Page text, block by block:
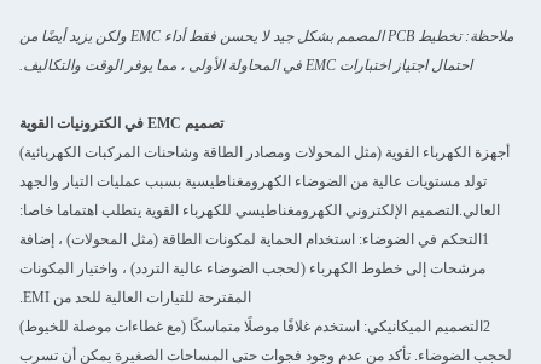
ملاحظة: تخطيط PCB المصمم بشكل جيد لا يحسن فقط أداء EMC ولكن يزيد أيضًا من
احتمال اجتياز اختبارات EMC في المحاولة الأولى ، مما يوفر الوقت والتكاليف.
تصميم EMC في الكترونيات القوية
أجهزة الكهرباء القوية (مثل المحولات ومصادر الطاقة وشاحنات المركبات الكهربائية)
تولد مستويات عالية من الضوضاء الكهرومغناطيسية بسبب عمليات التيار والجهد
العالي.التصميم الإلكتروني الكهرومغناطيسي للكهرباء القوية يتطلب اهتماما خاصا:
1التحكم في الضوضاء: استخدام الحماية لمكونات الطاقة (مثل المحولات) ، إضافة
مرشحات إلى خطوط الكهرباء (لحجب الضوضاء عالية التردد) ، واختيار المكونات
المقترحة للتيارات العالية للحد من EMI.
2التصميم الميكانيكي: استخدم غلافًا موصلًا متماسكًا (مع غطاءات موصلة للخيوط)
لحجب الضوضاء. تأكد من عدم وجود فجوات حتى المساحات الصغيرة يمكن أن تسرب